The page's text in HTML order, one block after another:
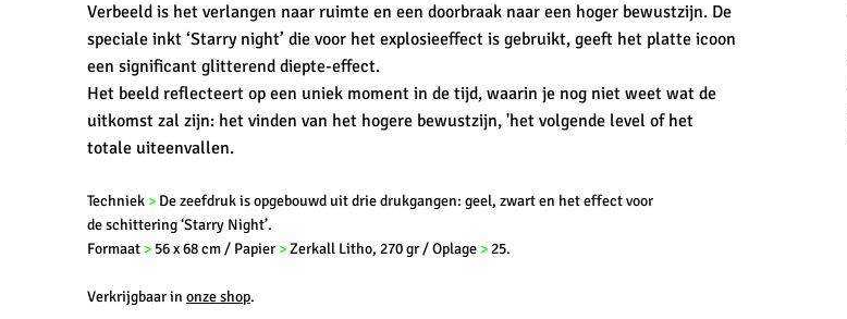
Verbeeld is het verlangen naar ruimte en een doorbraak naar een hoger bewustzijn. De
speciale inkt ‘Starry night’ die voor het explosieeffect is gebruikt, geeft het platte icoon
een significant glitterend diepte-effect.
Het beeld reflecteert op een uniek moment in de tijd, waarin je nog niet weet wat de
uitkomst zal zijn: het vinden van het hogere bewustzijn, 'het volgende level of het
totale uiteenvallen.
Techniek > De zeefdruk is opgebouwd uit drie drukgangen: geel, zwart en het effect voor
de schittering ‘Starry Night’.
Formaat > 56 x 68 cm / Papier >Zerkall Litho, 270 gr / Oplage >25.
Verkrijgbaar in onze shop.